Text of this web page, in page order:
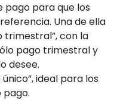
pago para que los
Una de ella
trimestral”, con la
pago trimestral y
desee.
ideal para los
pago.